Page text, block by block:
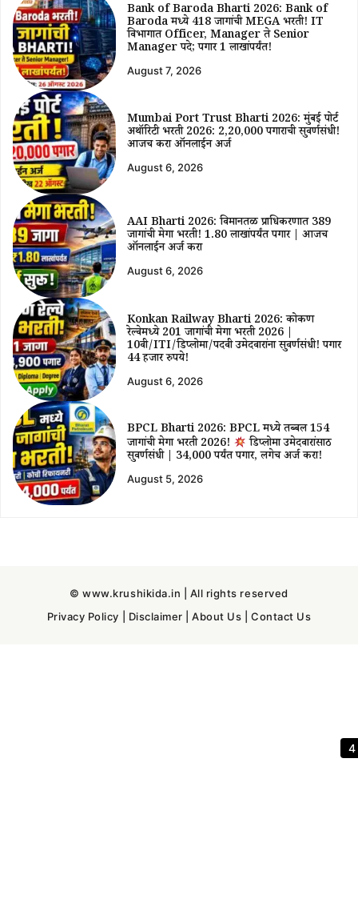
Bank of Baroda Bharti 2026: Bank of
Baroda मध्ये 418 जागांची MEGA भरती! IT
विभागात Officer, Manager ते Senior
Manager पदे; पगार ₹1 लाखांपर्यंत!
August 7, 2026
Mumbai Port Trust Bharti 2026: मुंबई पोर्ट
अथॉरिटी भरती 2026: ₹2,20,000 पगाराची सुवर्णसंधी!
आजच करा ऑनलाईन अर्ज
August 6, 2026
AAI Bharti 2026: विमानतळ प्राधिकरणात 389
जागांची मेगा भरती! ₹1.80 लाखांपर्यंत पगार | आजच
ऑनलाईन अर्ज करा
August 6, 2026
Konkan Railway Bharti 2026: कोकण
रेल्वेमध्ये 201 जागांची मेगा भरती 2026 |
10वी/ITI/डिप्लोमा/पदवी उमेदवारांना सुवर्णसंधी! पगार
44 हजार रुपये!
August 6, 2026
BPCL Bharti 2026: BPCL मध्ये तब्बल 154
जागांची मेगा भरती 2026!
डिप्लोमा उमेदवारांसाठी
सुवर्णसंधी | ₹34,000 पर्यंत पगार, लगेच अर्ज करा!
August 5, 2026
© www.krushikida.in | All rights reserved
Privacy Policy
Disclaimer |About Us |Contact Us
3